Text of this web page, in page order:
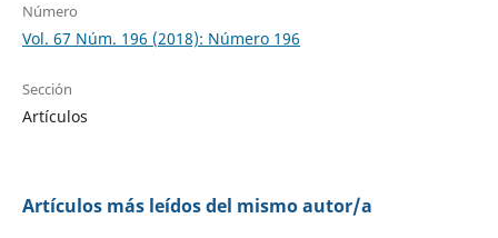
Número
Vol. 67 Núm. 196 (2018): Número 196
Sección
Artículos
Artículos más leídos del mismo autor/a